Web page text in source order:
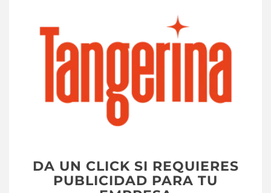
DA UN CLICK SI REQUIERES
PUBLICIDAD PARA TU